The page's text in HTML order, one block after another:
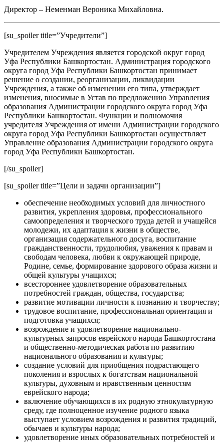
Директор – Неменман Вероника Михайловна.
[su_spoiler title=”Учредители”]
Учредителем Учреждения является городской округ город
Уфа Республики Башкортостан. Администрация городского
округа город Уфа Республики Башкортостан принимает
решение о создании, реорганизации, ликвидации
Учреждения, а также об изменении его типа, утверждает
изменения, вносимые в Устав по предложению Управления
образования Администрации городского округа город Уфа
Республики Башкортостан. Функции и полномочия
учредителя Учреждения от имени Администрации городского
округа город Уфа Республики Башкортостан осуществляет
Управление образования Администрации городского округа
город Уфа Республики Башкортостан.
[/su_spoiler]
[su_spoiler title=”Цели и задачи организации”]
обеспечение необходимых условий для личностного
развития, укрепления здоровья, профессионального
самоопределения и творческого труда детей и учащейся
молодежи, их адаптация к жизни в обществе,
организация содержательного досуга, воспитание
гражданственности, трудолюбия, уважения к правам и
свободам человека, любви к окружающей природе,
Родине, семье, формирование здорового образа жизни и
общей культуры учащихся;
всестороннее удовлетворение образовательных
потребностей граждан, общества, государства;
развитие мотивации личности к познанию и творчеству;
трудовое воспитание, профессиональная ориентация и
подготовка учащихся;
возрождение и удовлетворение национально-
культурных запросов еврейского народа Башкортостана
и общественно-методическая работа по развитию
национального образования и культуры;
создание условий для приобщения подрастающего
поколения и взрослых к богатствам национальной
культуры, духовным и нравственным ценностям
еврейского народа;
включение обучающихся в их родную этнокультурную
среду, где полноценное изучение родного языка
выступает условием возрождения и развития традиций,
обычаев и культуры народа;
удовлетворение иных образовательных потребностей и